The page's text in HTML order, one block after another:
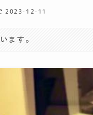
2023-12-11
ます。